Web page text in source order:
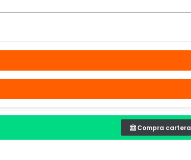
Compra cartera